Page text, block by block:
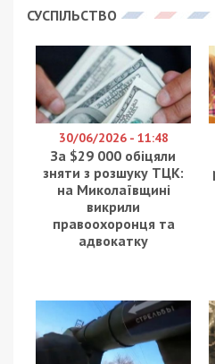
СУСПІЛЬСТВО
30/06/2026 - 11:48
За $29 000 обіцяли
зняти з розшуку ТЦК:
на Миколаївщині
викрили
правоохоронця та
адвокатку